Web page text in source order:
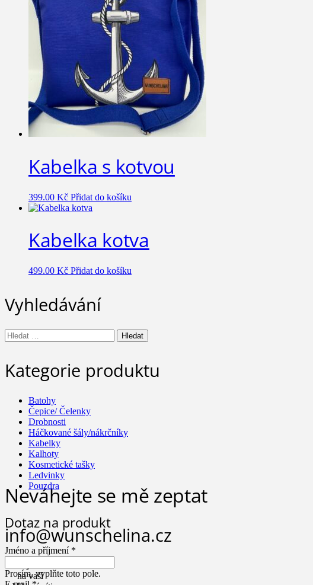
Kabelka s kotvou
399.00 Kč Přidat do košíku
Kabelka kotva
499.00 Kč Přidat do košíku
Vyhledávání
Vyhledávání
Kategorie produktu
Batohy
Čepice/ Čelenky
Drobnosti
Háčkované šály/nákrčníky
Kabelky
Kalhoty
Kosmetické tašky
Ledvinky
Pouzdra
Dotaz na produkt
Jméno a příjmení *
Prosím, vyplňte toto pole.
Neváhejte se mě zeptat
info@wunschelina.cz
na vaší